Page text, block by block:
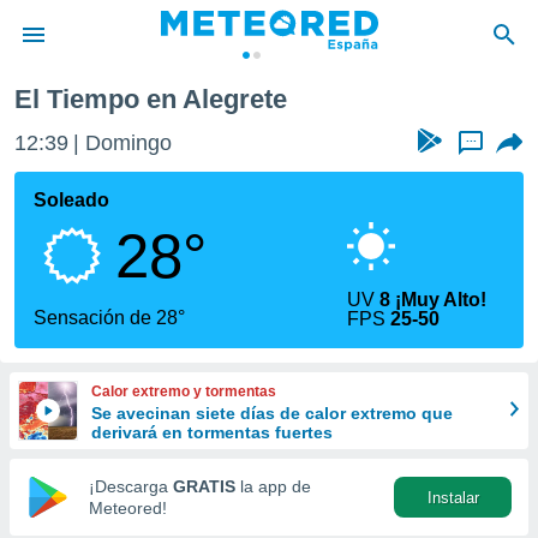
de
por
que se
calidad.
a este
las
y
forma
digital
basada
El Tiempo en Alegrete
12:39 Domingo ...
Soleado
28°
Sensación de 28°
UV8 ¡Muy Alto!
FPS25-50
Calor extremo y tormentas
Se avecinan siete días de calor extremo que
derivará en tormentas fuertes
¡Descarga GRATIS la app de
Meteored!
Instalar